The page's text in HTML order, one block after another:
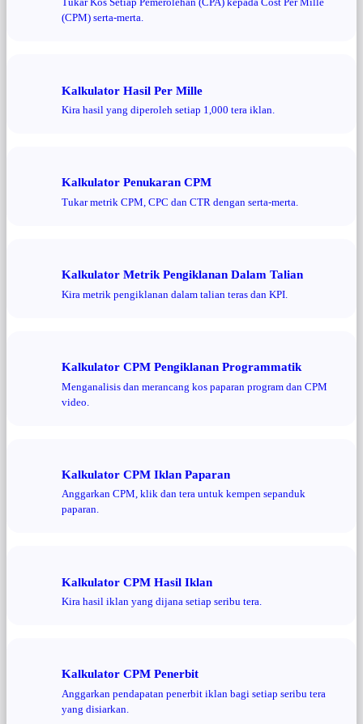
(CPM) serta-merta.
Kalkulator Hasil Per Mille
Kira hasil yang diperoleh setiap 1,000 tera iklan.
Kalkulator Penukaran CPM
Tukar metrik CPM, CPC dan CTR dengan serta-merta.
Kalkulator Metrik Pengiklanan Dalam Talian
Kira metrik pengiklanan dalam talian teras dan KPI.
Kalkulator CPM Pengiklanan Programmatik
Menganalisis dan merancang kos paparan program dan CPM
video.
Kalkulator CPM Iklan Paparan
Anggarkan CPM, klik dan tera untuk kempen sepanduk
paparan.
Kalkulator CPM Hasil Iklan
Kira hasil iklan yang dijana setiap seribu tera.
Kalkulator CPM Penerbit
Anggarkan pendapatan penerbit iklan bagi setiap seribu tera
yang disiarkan.